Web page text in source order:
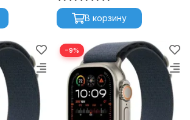
В корзину
−9%